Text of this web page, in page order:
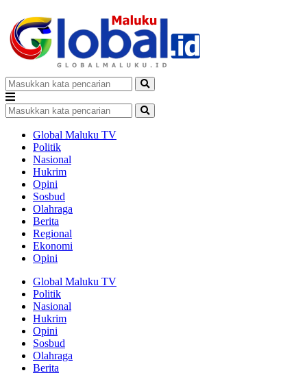
Global Maluku TV
Politik
Nasional
Hukrim
Opini
Sosbud
Olahraga
Berita
Regional
Ekonomi
Opini
Global Maluku TV
Politik
Nasional
Hukrim
Opini
Sosbud
Olahraga
Berita